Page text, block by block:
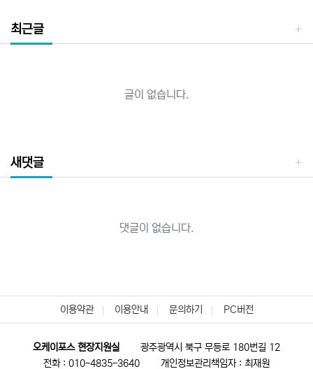
최근글
글이 없습니다.
새댓글
댓글이 없습니다.
이용약관 이용안내 문의하기 PC버전
오케이포스 현장지원실
광주광역시 북구 무등로 180번길 12
전화 : 010-4835-3640
개인정보관리책임자 : 최재원